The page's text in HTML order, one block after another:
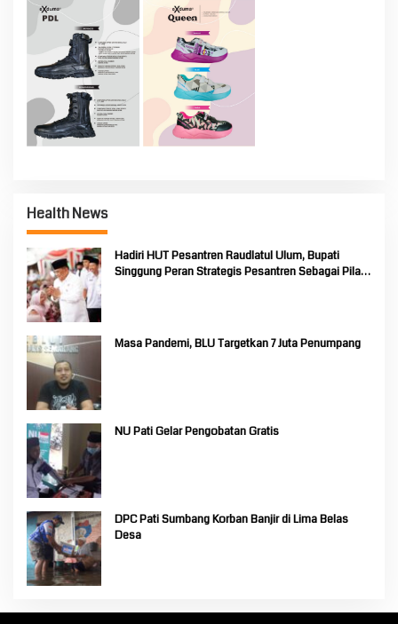
Health News
Hadiri HUT Pesantren Raudlatul Ulum, Bupati
Singgung Peran Strategis Pesantren Sebagai Pilar
Masa Pandemi, BLU Targetkan 7 Juta Penumpang
NU Pati Gelar Pengobatan Gratis
DPC Pati Sumbang Korban Banjir di Lima Belas
Desa